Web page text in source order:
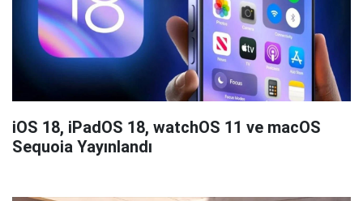
iOS 18, iPadOS 18, watchOS 11 ve macOS
Sequoia Yayınlandı